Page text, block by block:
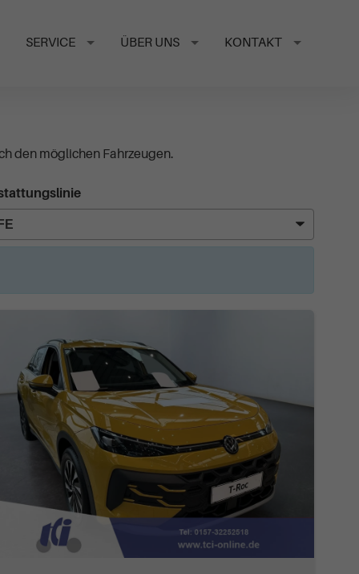
SERVICE ÜBER UNS KONTAKT
den möglichen Fahrzeugen.